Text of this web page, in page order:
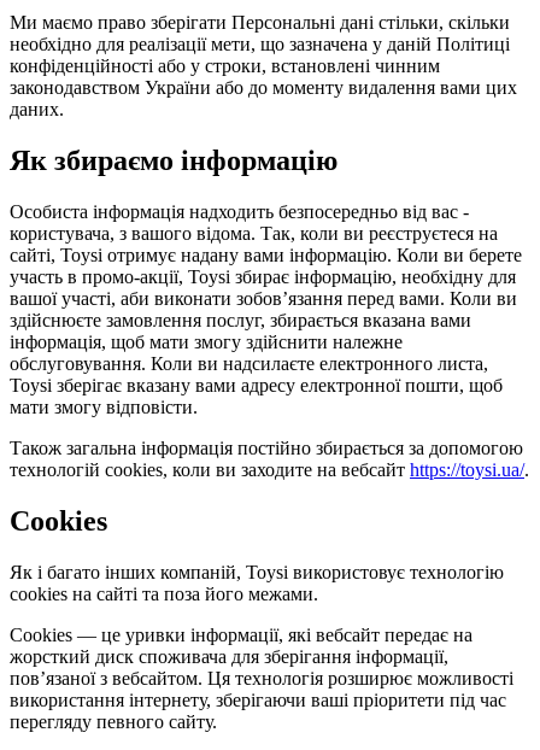
Ми маємо право зберігати Персональні дані стільки, скільки
необхідно для реалізації мети, що зазначена у даній Політиці
конфіденційності або у строки, встановлені чинним
законодавством України або до моменту видалення вами цих
даних.
Як збираємо інформацію
Особиста інформація надходить безпосередньо від вас -
користувача, з вашого відома. Так, коли ви реєструєтеся на
сайті, Toysi отримує надану вами інформацію. Коли ви берете
участь в промо-акції, Toysi збирає інформацію, необхідну для
вашої участі, аби виконати зобов’язання перед вами. Коли ви
здійснюєте замовлення послуг, збирається вказана вами
інформація, щоб мати змогу здійснити належне
обслуговування. Коли ви надсилаєте електронного листа,
Toysi зберігає вказану вами адресу електронної пошти, щоб
мати змогу відповісти.
Також загальна інформація постійно збирається за допомогою
технологій cookies, коли ви заходите на вебсайт https://toysi.ua/.
Cookies
Як і багато інших компаній, Toysi використовує технологію
cookies на сайті та поза його межами.
Cookies — це уривки інформації, які вебсайт передає на
жорсткий диск споживача для зберігання інформації,
пов’язаної з вебсайтом. Ця технологія розширює можливості
використання інтернету, зберігаючи ваші пріоритети під час
перегляду певного сайту.